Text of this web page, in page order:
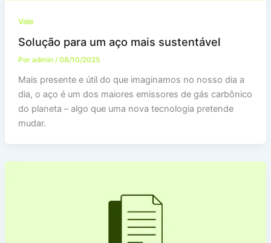
Vale
Solução para um aço mais sustentável
Por admin /08/10/2025
Mais presente e útil do que imaginamos no nosso dia a
dia, o aço é um dos maiores emissores de gás carbônico
do planeta – algo que uma nova tecnologia pretende
mudar.